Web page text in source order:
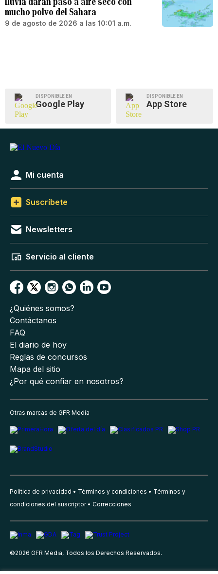
mucho polvo del Sahara
9 de agosto de 2026 a las 10:01 a.m.
DISPONIBLE EN
Google Play
DISPONIBLE EN
App Store
Mi cuenta
Suscríbete
Newsletters
Servicio al cliente
¿Quiénes somos?
Contáctanos
FAQ
El diario de hoy
Reglas de concursos
Mapa del sitio
¿Por qué confiar en nosotros?
Otras marcas de GFR Media
Política de privacidad Términos y condiciones
Términos y
condiciones del suscriptor
Correcciones
©2026 GFR Media, Todos los Derechos Reservados.